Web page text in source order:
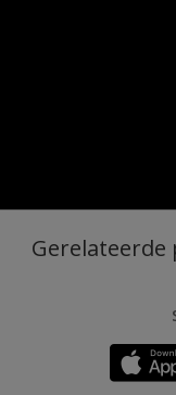
Gerelateerde